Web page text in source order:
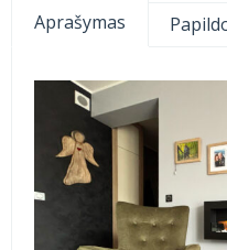
Aprašymas